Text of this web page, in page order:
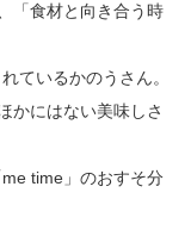
「食材と向き合う時
ているかのうさん。
かにはない美味しさ
time」のおすそ分